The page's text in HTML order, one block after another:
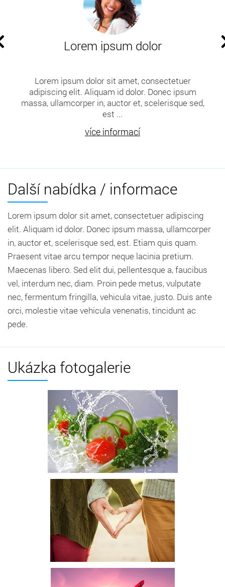
Lorem ipsum dolor
Lorem ipsum dolor sit amet, consectetuer
adipiscing elit. Aliquam id dolor. Donec ipsum
massa, ullamcorper in, auctor et, scelerisque sed,
est ...
více informací
Další nabídka / informace
Lorem ipsum dolor sit amet, consectetuer adipiscing
elit. Aliquam id dolor. Donec ipsum massa, ullamcorper
in, auctor et, scelerisque sed, est. Etiam quis quam.
Praesent vitae arcu tempor neque lacinia pretium.
Maecenas libero. Sed elit dui, pellentesque a, faucibus
vel, interdum nec, diam. Proin pede metus, vulputate
nec, fermentum fringilla, vehicula vitae, justo. Duis ante
orci, molestie vitae vehicula venenatis, tincidunt ac
pede.
Ukázka fotogalerie